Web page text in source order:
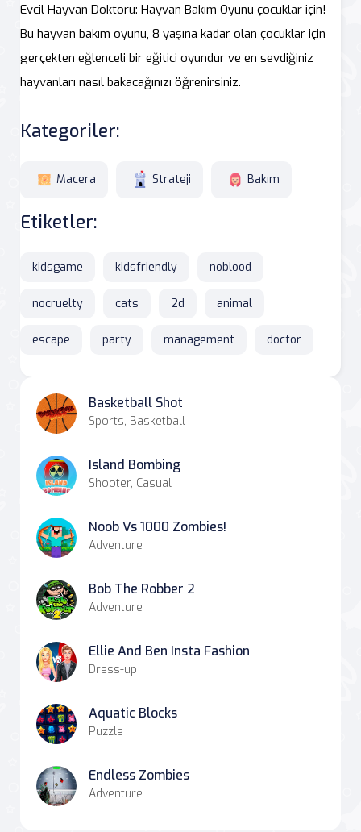
Evcil Hayvan Doktoru: Hayvan Bakım Oyunu çocuklar için!
Bu hayvan bakım oyunu, 8 yaşına kadar olan çocuklar için
gerçekten eğlenceli bir eğitici oyundur ve en sevdiğiniz
hayvanları nasıl bakacağınızı öğrenirsiniz.
Kategoriler:
Macera Strateji Bakım
Etiketler:
kidsgame kidsfriendly noblood
nocruelty cats 2d animal
escape party management doctor
Basketball Shot
Sports, Basketball
Island Bombing
Shooter, Casual
Noob Vs 1000 Zombies!
Adventure
Bob The Robber 2
Adventure
Ellie And Ben Insta Fashion
Dress-up
Aquatic Blocks
Puzzle
Endless Zombies
Adventure